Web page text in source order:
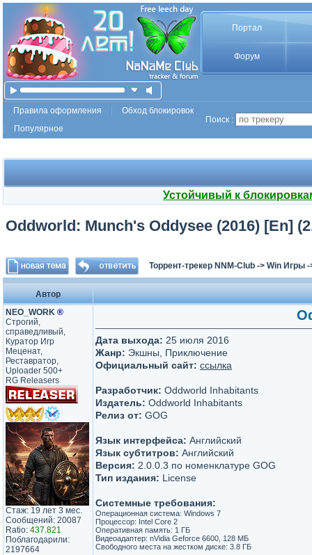
Портал
Форум
Правила оформления
Обход блокировок
Популярное
Поиск :
Устойчивый к
Oddworld: Munch's Oddysee (2016) [En]
Торрент-трекер NNM-Club -> Win Игры
Автор
NEO_WORK ®
Строгий,
справедливый,
Куратор Игр
Меценат,
Реставратор,
Uploader 500+
RG Releasers
Стаж: 19 лет 3 мес.
Сообщений: 20087
Ratio: 437.821
Поблагодарили:
2197664
Дата выхода: 25 июля 2016
Жанр: Экшны, Приключение
Официальный сайт: ссылка
Разработчик: Oddworld Inhabitants
Издатель: Oddworld Inhabitants
Релиз от: GOG
Язык интерфейса: Английский
Язык субтитров: Английский
Версия: 2.0.0.3 по номенклатуре GOG
Тип издания: License
Системные требования:
Операционная система: Windows 7
Процессор: Intel Core 2
Оперативная память: 1 ГБ
Видеоадаптер: nVidia Geforce 6600, 128 МБ
Свободного места на жестком диске: 3.8 ГБ